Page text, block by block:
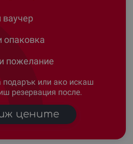
ваучер
опаковка
пожелание
подарък или ако искаш
резервация после.
цените